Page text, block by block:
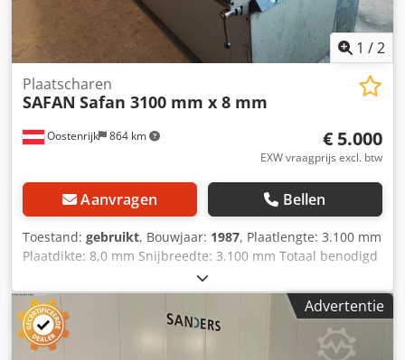
1 /2
Oostenrijk 864 km
Plaatscharen
SAFAN Safan 3100 mm x 8 mm
€ 5.000
EXW vraagprijs excl. btw
Aanvragen Bellen
Toestand: gebruikt, Bouwjaar: 1987, Plaatlengte: 3.100 mm
Plaatdikte: 8,0 mm Snijbreedte: 3.100 mm Totaal benodigd
vermogen: 11 kW Gewicht ca.: 7.500 kg Afmetingen (LxBxH):
4.180 x 2.150 x 2.000 mm Technische gegevens: Plaatdikte:
8 mm Snijlengte: 3.100 mm Dcsdpfx Aisyy Tqcogok
Achteraanslag: mechanisch aangedreven 1.000 mm
Snijspleetverstelling 11 kW
Advertentie